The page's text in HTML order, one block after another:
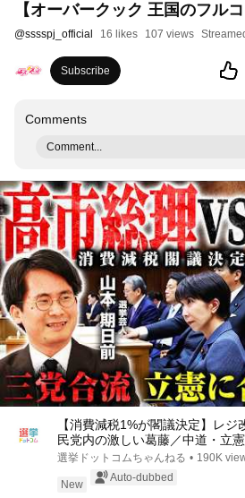
【オーバークック 王国のフル
@sssspj_official 16 likes 107 views
Subscribe
Comments
Comment...
【消費減税1%が閣議決定】レジ
民党内の激しい葛藤／中道・立
想に浮上した「第4の選択肢」と
期日前】｜選挙ドットコム
選挙ドットコムちゃんねる • 190K
New
Auto-dubbed